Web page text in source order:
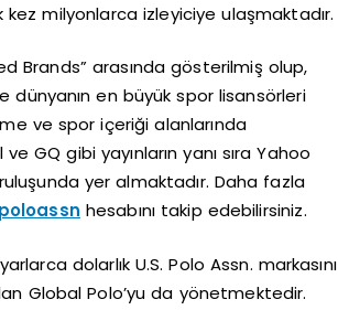
milyonlarca izleyiciye ulaşmaktadır.
Brands” arasında gösterilmiş olup,
dünyanın en büyük spor lisansörleri
ve spor içeriği alanlarında
GQ gibi yayınların yanı sıra Yahoo
yer almaktadır. Daha fazla
hesabını takip edebilirsiniz.
dolarlık U.S. Polo Assn. markasını
Global Polo’yu da yönetmektedir.